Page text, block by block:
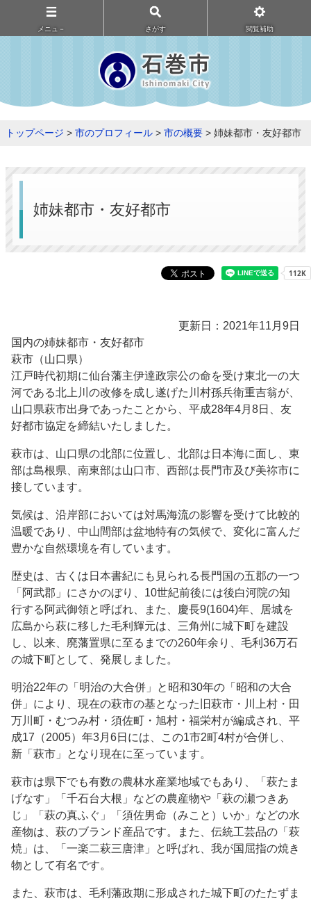
メニュ－ さがす 閲覧補助
トップページ > 市のプロフィール > 市の概要 > 姉妹都市・友好都市
姉妹都市・友好都市
更新日：2021年11月9日
国内の姉妹都市・友好都市
萩市（山口県）
江戸時代初期に仙台藩主伊達政宗公の命を受け東北一の大
河である北上川の改修を成し遂げた川村孫兵衛重吉翁が、
山口県萩市出身であったことから、平成28年4月8日、友
好都市協定を締結いたしました。
萩市は、山口県の北部に位置し、北部は日本海に面し、東
部は島根県、南東部は山口市、西部は長門市及び美祢市に
接しています。
気候は、沿岸部においては対馬海流の影響を受けて比較的
温暖であり、中山間部は盆地特有の気候で、変化に富んだ
豊かな自然環境を有しています。
歴史は、古くは日本書紀にも見られる長門国の五郡の一つ
「阿武郡」にさかのぼり、10世紀前後には後白河院の知
行する阿武御領と呼ばれ、また、慶長9(1604)年、居城を
広島から萩に移した毛利輝元は、三角州に城下町を建設
し、以来、廃藩置県に至るまでの260年余り、毛利36万石
の城下町として、発展しました。
明治22年の「明治の大合併」と昭和30年の「昭和の大合
併」により、現在の萩市の基となった旧萩市・川上村・田
万川町・むつみ村・須佐町・旭村・福栄村が編成され、平
成17（2005）年3月6日には、この1市2町4村が合併し、
新「萩市」となり現在に至っています。
萩市は県下でも有数の農林水産業地域でもあり、「萩たま
げなす」「千石台大根」などの農産物や「萩の瀬つきあ
じ」「萩の真ふぐ」「須佐男命（みこと）いか」などの水
産物は、萩のブランド産品です。また、伝統工芸品の「萩
焼」は、「一楽二萩三唐津」と呼ばれ、我が国屈指の焼き
物として有名です。
また、萩市は、毛利藩政期に形成された城下町のたたずま